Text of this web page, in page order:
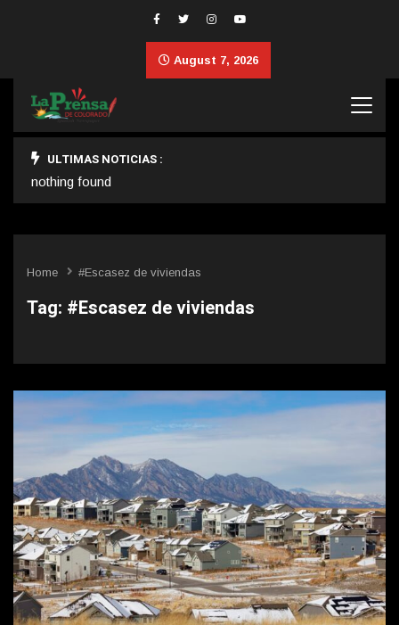
August 7, 2026
ULTIMAS NOTICIAS :
nothing found
Home #Escasez de viviendas
Tag: #Escasez de viviendas